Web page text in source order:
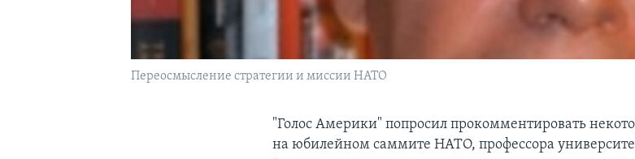
Переосмысление стратегии и миссии НАТО
"Голос Америки" попросил прокомментировать
на юбилейном саммите НАТО, профессора